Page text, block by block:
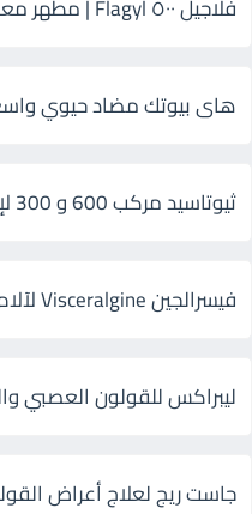
فلاجيل ٥٠٠ Flagyl | مطهر معوي أقراص وشراب
هاى بيوتك مضاد حيوي واسع
ثيوتاسيد مركب 600 و 300 لإلتهاب الأعصاب
فيسرالجين Visceralgine لآلام الجهاز الهضمى
ليبراكس للقولون العصبي
جاست ريج لعلاج أعراض